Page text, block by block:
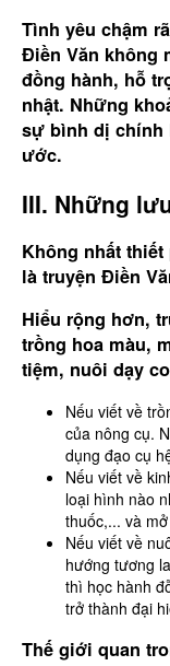
Tình yêu chậm
Điền Văn không
đồng hành, hỗ
nhật. Những
sự bình dị chính
ước.
III. Những
Không nhất
là truyện Điền
Hiểu rộng hơn,
trồng hoa màu,
tiệm, nuôi dạy
Nếu viết về
của nông cụ.
dụng đạo cụ
Nếu viết về
loại hình nào
thuốc,... và
Nếu viết về
hướng tương
thì học hành
trở thành đại
Thế giới quan